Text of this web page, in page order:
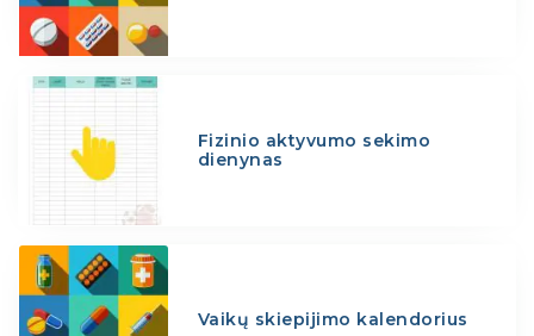
Fizinio aktyvumo sekimo
dienynas
Vaikų skiepijimo kalendorius